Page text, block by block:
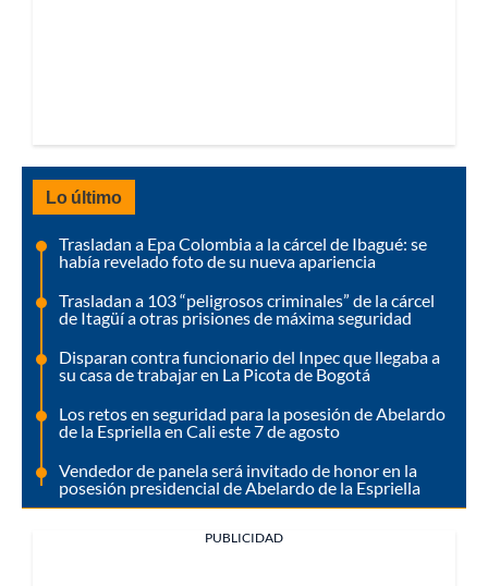
Lo último
Trasladan a Epa Colombia a la cárcel de Ibagué: se
había revelado foto de su nueva apariencia
Trasladan a 103 “peligrosos criminales” de la cárcel
de Itagüí a otras prisiones de máxima seguridad
Disparan contra funcionario del Inpec que llegaba a
su casa de trabajar en La Picota de Bogotá
Los retos en seguridad para la posesión de Abelardo
de la Espriella en Cali este 7 de agosto
Vendedor de panela será invitado de honor en la
posesión presidencial de Abelardo de la Espriella
PUBLICIDAD